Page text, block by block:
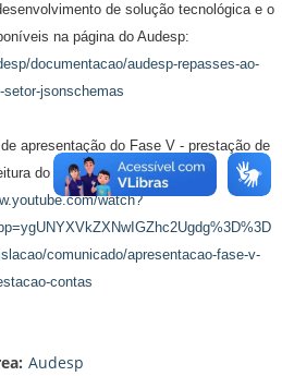
de solução tecnológica e o
na página do Audesp:
documentacao/audesp-repasses-ao-
setor-jsonschemas
apresentação do Fase V - prestação de
do material da live:
watch?
comunicado/apresentacao-fase-v-
contas
Audesp